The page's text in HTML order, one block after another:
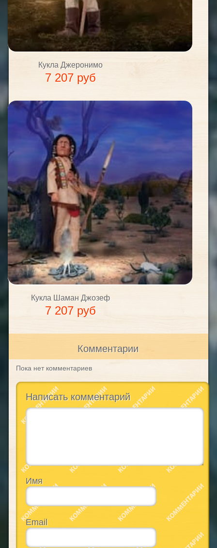
Кукла Джеронимо
7 207 руб
Кукла Шаман Джозеф
7 207 руб
Комментарии
Пока нет комментариев
Написать комментарий
Имя
Email